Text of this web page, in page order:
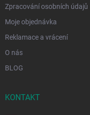
Zpracování osobních údajů
Moje objednávka
Reklamace a vrácení
O nás
BLOG
KONTAKT